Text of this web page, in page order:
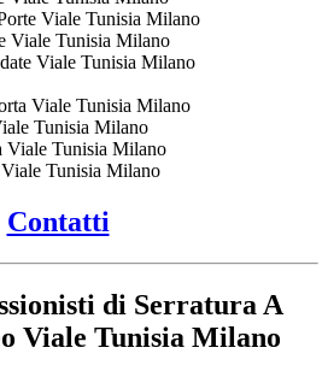
Viale Tunisia Milano
Viale Tunisia Milano
Viale Tunisia Milano
Viale Tunisia Milano
Tunisia Milano
Viale Tunisia Milano
Viale Tunisia Milano
Contatti
di Serratura A
Viale Tunisia Milano